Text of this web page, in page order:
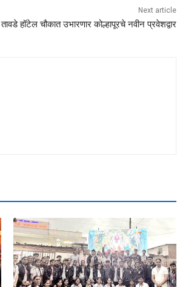
Next article
तावडे हॉटेल चौकात उभारणार कोल्हापूरचे नवीन प्रवेशद्वार